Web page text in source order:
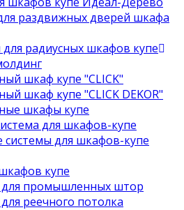
раздвижных дверей шкафа
радиусных шкафов купе
шкаф купе "CLICK"
шкаф купе "CLICK DEKOR"
шкафы купе
для шкафов-купе
для шкафов-купе
купе
промышленных штор
реечного потолка